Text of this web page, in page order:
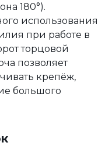
180°).
использования
при работе в
торцовой
позволяет
крепёж,
большого